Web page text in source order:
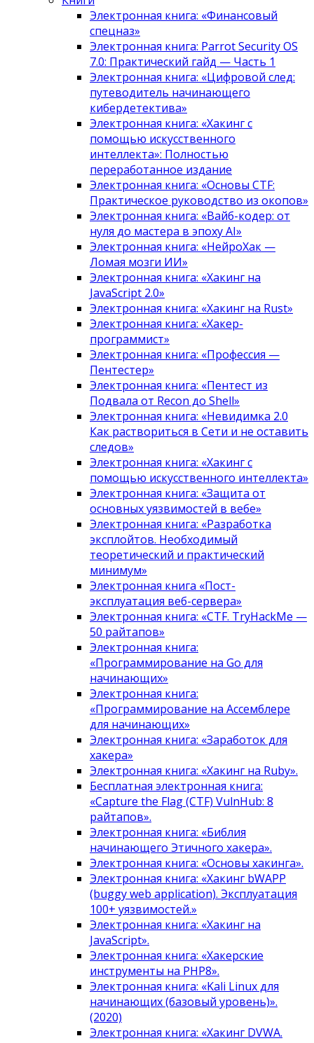
Электронная книга: «Финансовый
спецназ»
Электронная книга: Parrot Security OS
7.0: Практический гайд — Часть 1
Электронная книга: «Цифровой след:
путеводитель начинающего
кибердетектива»
Электронная книга: «Хакинг с
помощью искусственного
интеллекта»: Полностью
переработанное издание
Электронная книга: «Основы CTF:
Практическое руководство из окопов»
Электронная книга: «Вайб-кодер: от
нуля до мастера в эпоху AI»
Электронная книга: «НейроХак —
Ломая мозги ИИ»
Электронная книга: «Хакинг на
JavaScript 2.0»
Электронная книга: «Хакинг на Rust»
Электронная книга: «Хакер-
программист»
Электронная книга: «Профессия —
Пентестер»
Электронная книга: «Пентест из
Подвала от Recon до Shell»
Электронная книга: «Невидимка 2.0
Как раствориться в Сети и не оставить
следов»
Электронная книга: «Хакинг с
помощью искусственного интеллекта»
Электронная книга: «Защита от
основных уязвимостей в вебе»
Электронная книга: «Разработка
эксплойтов. Необходимый
теоретический и практический
минимум»
Электронная книга «Пост-
эксплуатация веб-сервера»
Электронная книга: «CTF. TryHackMe —
50 райтапов»
Электронная книга:
«Программирование на Go для
начинающих»
Электронная книга:
«Программирование на Ассемблере
для начинающих»
Электронная книга: «Заработок для
хакера»
Электронная книга: «Хакинг на Ruby».
Бесплатная электронная книга:
«Capture the Flag (CTF) VulnHub: 8
райтапов».
Электронная книга: «Библия
начинающего Этичного хакера».
Электронная книга: «Основы хакинга».
Электронная книга: «Хакинг bWAPP
(buggy web application). Эксплуатация
100+ уязвимостей.»
Электронная книга: «Хакинг на
JavaScript».
Электронная книга: «Хакерские
инструменты на PHP8».
Электронная книга: «Kali Linux для
начинающих (базовый уровень)».
(2020)
Электронная книга: «Хакинг DVWA.